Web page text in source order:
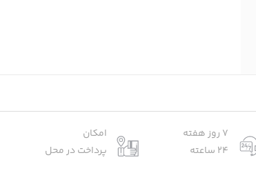
7 روز هفته
24 ساعته
امکان
پرداخت در محل